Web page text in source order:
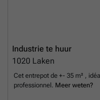
Industrie te huur
1020 Laken
Cet entrepot de +- 35 m² ,
professionnel. Meer weten?